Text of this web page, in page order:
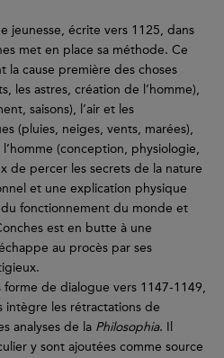
jeunesse, écrite vers 1125, dans
met en place sa méthode. Ce
la cause première des choses
les astres, création de l’homme),
saisons), l’air et les
(pluies, neiges, vents, marées),
(conception, physiologie,
de percer les secrets de la nature
et une explication physique
fonctionnement du monde et
est en butte à une
au procès par ses
forme de dialogue vers 1147-1149,
intègre les rétractations de
analyses de la Philosophia. Il
y sont ajoutées comme source